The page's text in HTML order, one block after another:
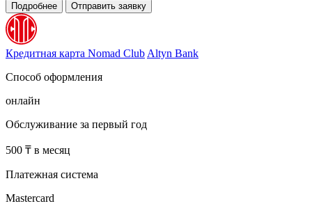
Подробнее Отправить заявку
Кредитная карта Nomad Club Altyn Bank
Способ оформления
онлайн
Обслуживание за первый год
500 ₸ в месяц
Платежная система
Mastercard